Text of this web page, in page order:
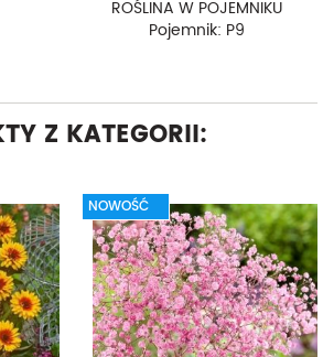
ROŚLINA W POJEMNIKU
Pojemnik: P9
Z KATEGORII:
NOWOŚĆ